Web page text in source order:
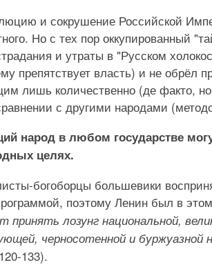
и сокрушение Российской
Но с тех пор оккупированный
и утраты в "Русском
препятствует власть) и не обрёл
лишь количественно (де факто,
с другими народами
народ в любом государстве
целях.
богоборцы большевики
поэтому Ленин был в
принять лозунг национальной,
черносотенной и буржуазной
133).